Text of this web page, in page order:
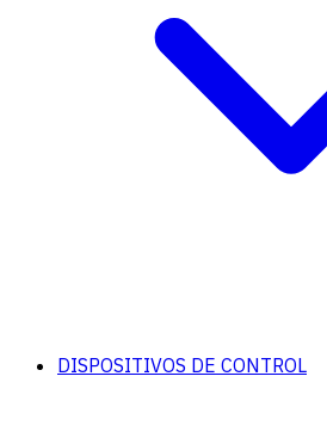
DISPOSITIVOS DE CONTROL